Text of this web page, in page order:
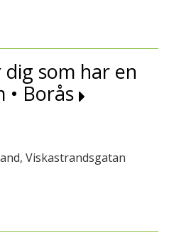
som har en
• Borås
Viskastrandsgatan